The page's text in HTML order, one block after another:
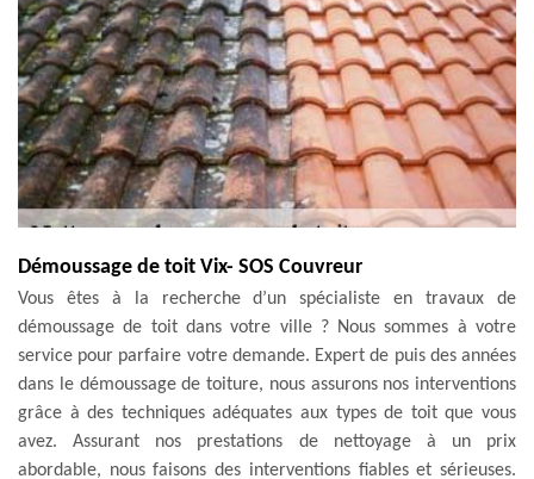
Démoussage de toit Vix- SOS Couvreur
Vous êtes à la recherche d’un spécialiste en travaux de
démoussage de toit dans votre ville ? Nous sommes à votre
service pour parfaire votre demande. Expert de puis des années
dans le démoussage de toiture, nous assurons nos interventions
grâce à des techniques adéquates aux types de toit que vous
avez. Assurant nos prestations de nettoyage à un prix
abordable, nous faisons des interventions fiables et sérieuses.